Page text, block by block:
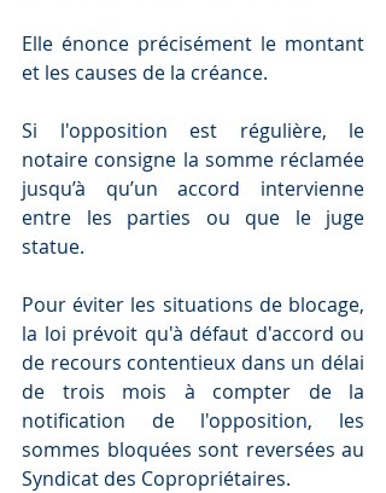
Elle énonce précisément le montant
et les causes de la créance.
Si l'opposition est régulière, le
notaire consigne la somme réclamée
jusqu’à qu’un accord intervienne
entre les parties ou que le juge
statue.
Pour éviter les situations de blocage,
la loi prévoit qu'à défaut d'accord ou
de recours contentieux dans un délai
de trois mois à compter de la
notification de l'opposition, les
sommes bloquées sont reversées au
Syndicat des Copropriétaires.